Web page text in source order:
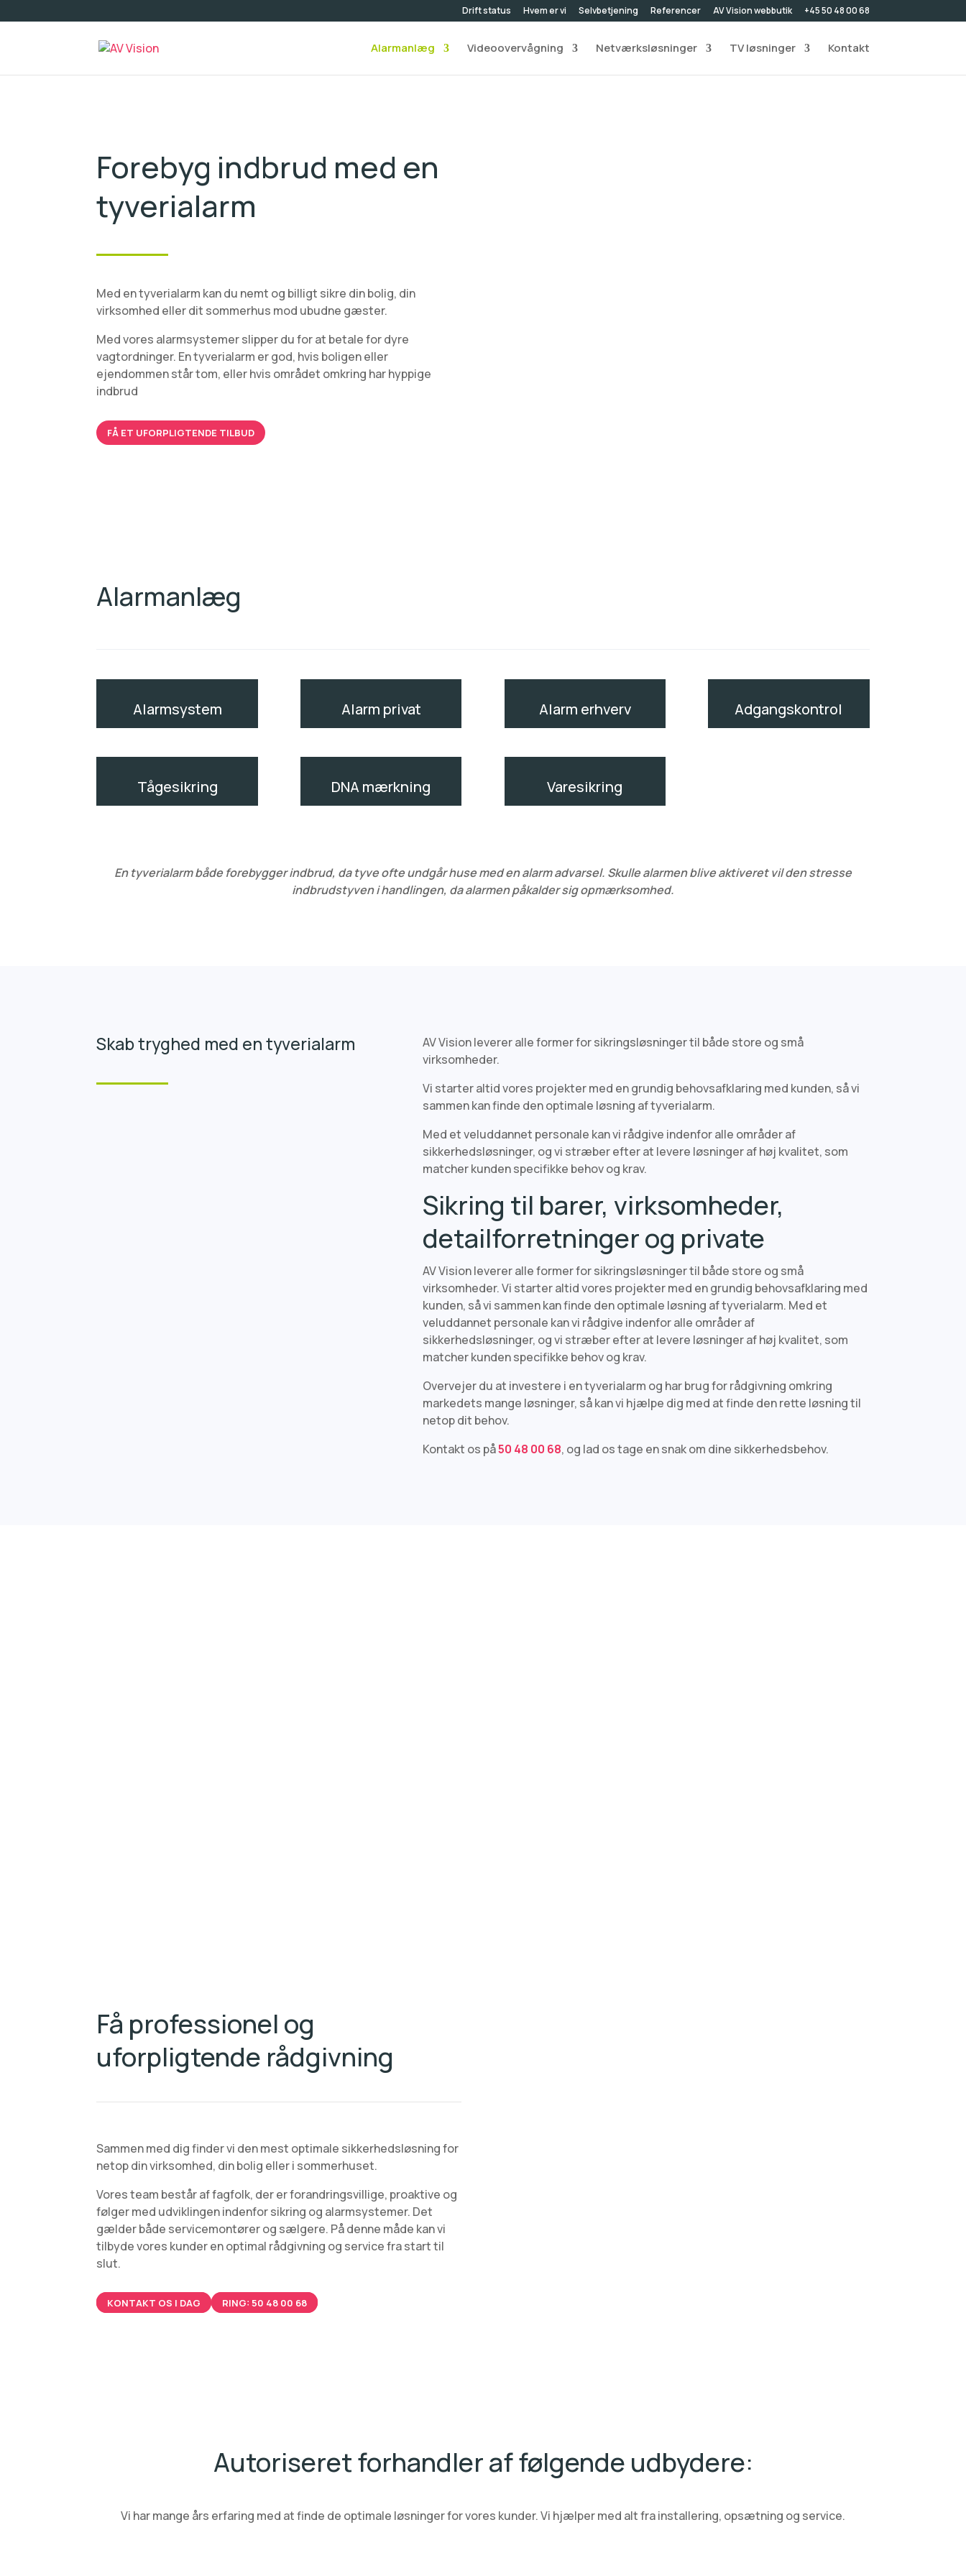
Drift status Hvem er vi Selvbetjening Referencer AV Vision webbutik +45 50 48 00 68
Alarmanlæg Videoovervågning Netværksløsninger TV løsninger Kontakt
Forebyg indbrud med en
tyverialarm
Med en tyverialarm kan du nemt og billigt sikre din bolig, din
virksomhed eller dit sommerhus mod ubudne gæster.
Med vores alarmsystemer slipper du for at betale for dyre
vagtordninger. En tyverialarm er god, hvis boligen eller
ejendommen står tom, eller hvis området omkring har hyppige
indbrud
FÅ ET UFORPLIGTENDE TILBUD
Alarmanlæg
Alarmsystem Alarm privat Alarm erhverv Adgangskontrol
Tågesikring DNA mærkning Varesikring
En tyverialarm både forebygger indbrud, da tyve ofte undgår huse med en alarm advarsel. Skulle alarmen blive aktiveret vil den stresse
indbrudstyven i handlingen, da alarmen påkalder sig opmærksomhed.
Skab tryghed med en tyverialarm
AV Vision leverer alle former for sikringsløsninger til både store og små
virksomheder.
Vi starter altid vores projekter med en grundig behovsafklaring med kunden, så vi
sammen kan finde den optimale løsning af tyverialarm.
Med et veluddannet personale kan vi rådgive indenfor alle områder af
sikkerhedsløsninger, og vi stræber efter at levere løsninger af høj kvalitet, som
matcher kunden specifikke behov og krav.
Sikring til barer, virksomheder,
detailforretninger og private
AV Vision leverer alle former for sikringsløsninger til både store og små
virksomheder. Vi starter altid vores projekter med en grundig behovsafklaring med
kunden, så vi sammen kan finde den optimale løsning af tyverialarm. Med et
veluddannet personale kan vi rådgive indenfor alle områder af
sikkerhedsløsninger, og vi stræber efter at levere løsninger af høj kvalitet, som
matcher kunden specifikke behov og krav.
Overvejer du at investere i en tyverialarm og har brug for rådgivning omkring
markedets mange løsninger, så kan vi hjælpe dig med at finde den rette løsning til
netop dit behov.
Kontakt os på50 48 00 68, og lad os tage en snak om dine sikkerhedsbehov.
Få professionel og
uforpligtende rådgivning
Sammen med dig finder vi den mest optimale sikkerhedsløsning for
netop din virksomhed, din bolig eller i sommerhuset.
Vores team består af fagfolk, der er forandringsvillige, proaktive og
følger med udviklingen indenfor sikring og alarmsystemer. Det
gælder både servicemontører og sælgere. På denne måde kan vi
tilbyde vores kunder en optimal rådgivning og service fra start til
slut.
KONTAKT OS I DAG RING: 50 48 00 68
Autoriseret forhandler af følgende udbydere:
Vi har mange års erfaring med at finde de optimale løsninger for vores kunder. Vi hjælper med alt fra installering, opsætning og service.